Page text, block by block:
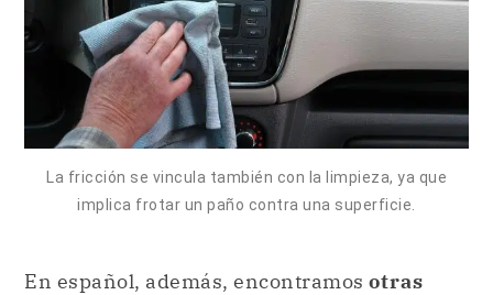
La fricción se vincula también con la limpieza, ya que
implica frotar un paño contra una superficie.
En español, además, encontramos otras